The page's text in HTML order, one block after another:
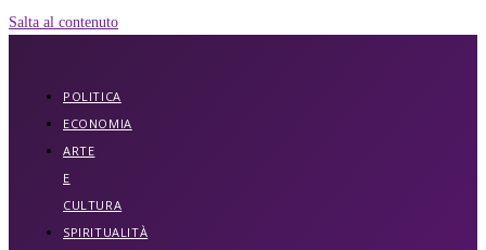
Salta al contenuto
POLITICA
ECONOMIA
ARTE
E
CULTURA
SPIRITUALITÀ